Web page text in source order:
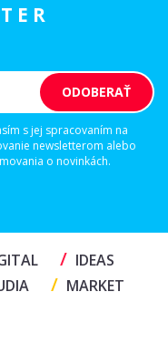
s jej spracovaním na
newsletterom alebo
o novinkách.
/ IDEAS
/ MARKET